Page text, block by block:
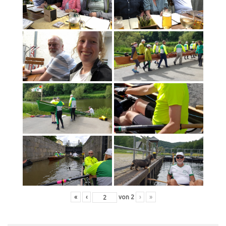
« ‹ von 2 › »